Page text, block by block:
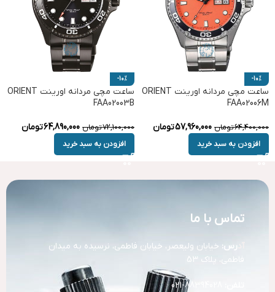
-10%
ساعت مچی مردانه اورینت ORIENT
FAA02006M
64,400,000تومان 57,960,000تومان
افزودن به سبد خرید
-10%
ساعت مچی مردانه اورینت ORIENT
FAA02003B
72,100,000تومان 64,890,000تومان
افزودن به سبد خرید
تماس با ما
رس: خیابان ولیعصر، خیابان فاطمی، نرسیده به میدان
فاطمی، پلاک 53